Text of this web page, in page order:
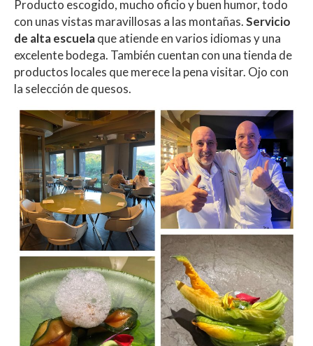
Producto escogido, mucho oficio y buen humor, todo
con unas vistas maravillosas a las montañas.Servicio
de alta escuelaque atiende en varios idiomas y una
excelente bodega. También cuentan con una tienda de
productos locales que merece la pena visitar. Ojo con
la selección de quesos.